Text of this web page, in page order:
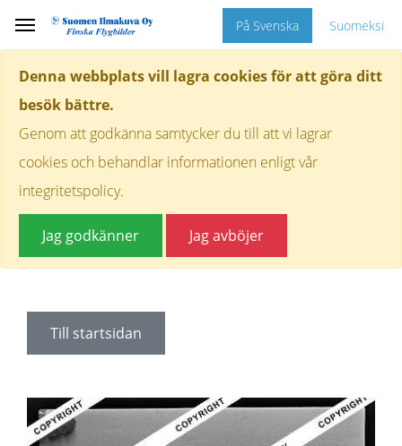
Denna webbplats vill lagra cookies för att göra ditt
besök bättre.
Genom att godkänna samtycker du till att vi lagrar
cookies och behandlar informationen enligt vår
integritetspolicy.
Jag godkänner Jag avböjer
På Svenska Suomeksi
Till startsidan